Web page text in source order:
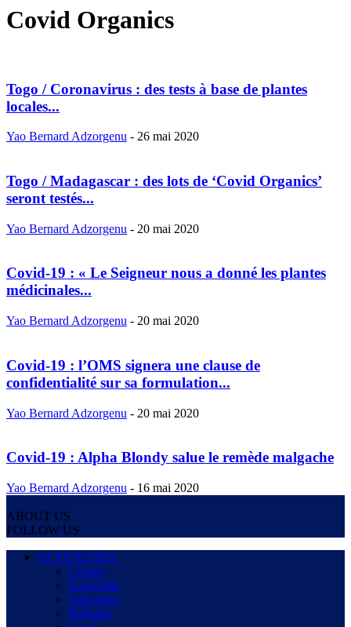
Covid Organics
Togo / Coronavirus : des tests à base de plantes
locales...
Yao Bernard Adzorgenu - 26 mai 2020
Togo / Madagascar : des lots de ‘Covid Organics’
seront testés...
Yao Bernard Adzorgenu - 20 mai 2020
Covid-19 : « Le Seigneur nous a donné les plantes
médicinales...
Yao Bernard Adzorgenu - 20 mai 2020
Covid-19 : l’OMS signera une clause de
confidentialité sur sa formulation...
Yao Bernard Adzorgenu - 20 mai 2020
Covid-19 : Alpha Blondy salue le remède malgache
Yao Bernard Adzorgenu - 16 mai 2020
ABOUT US
FOLLOW US
ACTUALITES
Culture
Economie
Education
Religion